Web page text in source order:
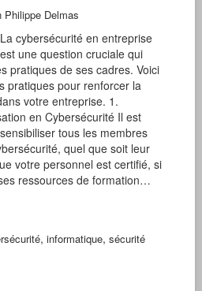
Philippe Delmas
La cybersécurité en entreprise
est une question cruciale qui
pratiques de ses cadres. Voici
pratiques pour renforcer la
votre entreprise. 1.
en Cybersécurité Il est
tous les membres
quel que soit leur
votre personnel est certifié, si
ressources de formation…
, informatique, sécurité